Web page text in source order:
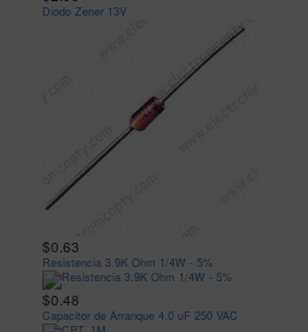
Diodo Zener 13V
$0.63
Resistencia 3.9K Ohm 1/4W - 5%
$0.48
Capacitor de Arranque 4.0 uF 250 VAC